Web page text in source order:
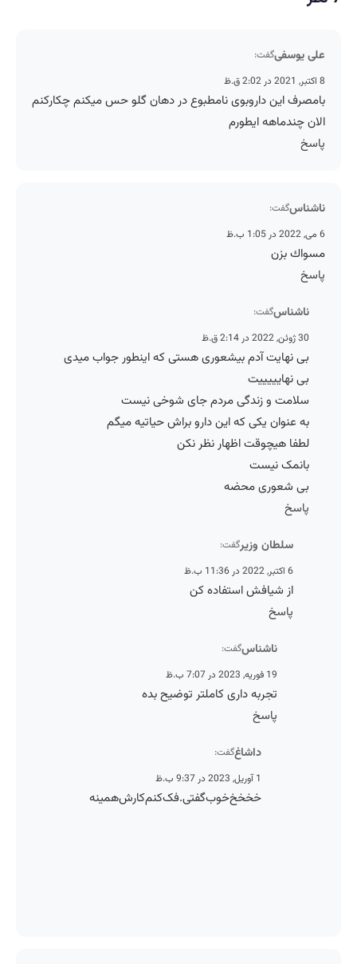
علی یوسفیگفت:
8 اکتبر, 2021 در 2:02 ق.ظ
بامصرف این داروبوی نامطبوع در دهان گلو حس میکنم چکارکنم
الان چندماهه ایطورم
پاسخ
ناشناسگفت:
6 می, 2022 در 1:05 ب.ظ
مسواك بزن
پاسخ
ناشناسگفت:
30 ژوئن, 2022 در 2:14 ق.ظ
بی نهایت آدم بیشعوری هستی که اینطور جواب میدی
بی نهایییییت
سلامت و زندگی مردم جای شوخی نیست
به عنوان یکی که این دارو براش حیاتیه میگم
لطفا هیچوقت اظهار نظر نکن
بانمک نیست
بی شعوری محضه
پاسخ
سلطان وزیرگفت:
6 اکتبر, 2022 در 11:36 ب.ظ
از شیافش استفاده کن
پاسخ
ناشناسگفت:
19 فوریه, 2023 در 7:07 ب.ظ
تجربه داری کاملتر توضیح بده
پاسخ
داشاغگفت:
1 آوریل, 2023 در 9:37 ب.ظ
خخخخ‌خوب‌گفتی‌.فک‌کنم‌کارش‌همینه‌